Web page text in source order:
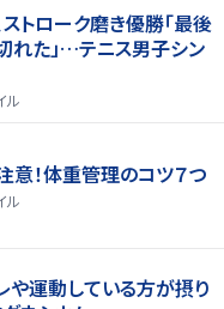
トローク磨き優勝「最後
れた」…テニス男子シン
ル
意！体重管理のコツ７つ
ル
や運動している方が摂り